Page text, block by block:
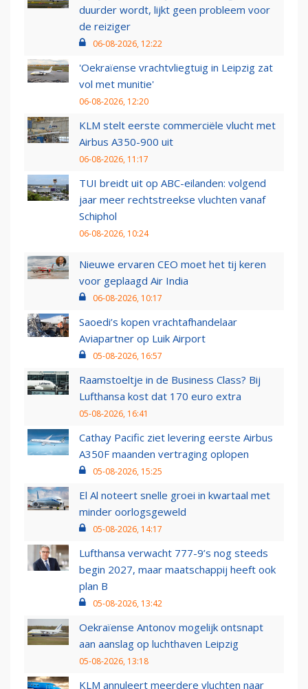
duurder wordt, lijkt geen probleem voor
de reiziger
06-08-2026, 12:22
'Oekraïense vrachtvliegtuig in Leipzig zat
vol met munitie'
06-08-2026, 12:20
KLM stelt eerste commerciële vlucht met
Airbus A350-900 uit
06-08-2026, 11:17
TUI breidt uit op ABC-eilanden: volgend
jaar meer rechtstreekse vluchten vanaf
Schiphol
06-08-2026, 10:24
Nieuwe ervaren CEO moet het tij keren
voor geplaagd Air India
06-08-2026, 10:17
Saoedi’s kopen vrachtafhandelaar
Aviapartner op Luik Airport
05-08-2026, 16:57
Raamstoeltje in de Business Class? Bij
Lufthansa kost dat 170 euro extra
05-08-2026, 16:41
Cathay Pacific ziet levering eerste Airbus
A350F maanden vertraging oplopen
05-08-2026, 15:25
El Al noteert snelle groei in kwartaal met
minder oorlogsgeweld
05-08-2026, 14:17
Lufthansa verwacht 777-9’s nog steeds
begin 2027, maar maatschappij heeft ook
plan B
05-08-2026, 13:42
Oekraïense Antonov mogelijk ontsnapt
aan aanslag op luchthaven Leipzig
05-08-2026, 13:18
KLM annuleert meerdere vluchten naar